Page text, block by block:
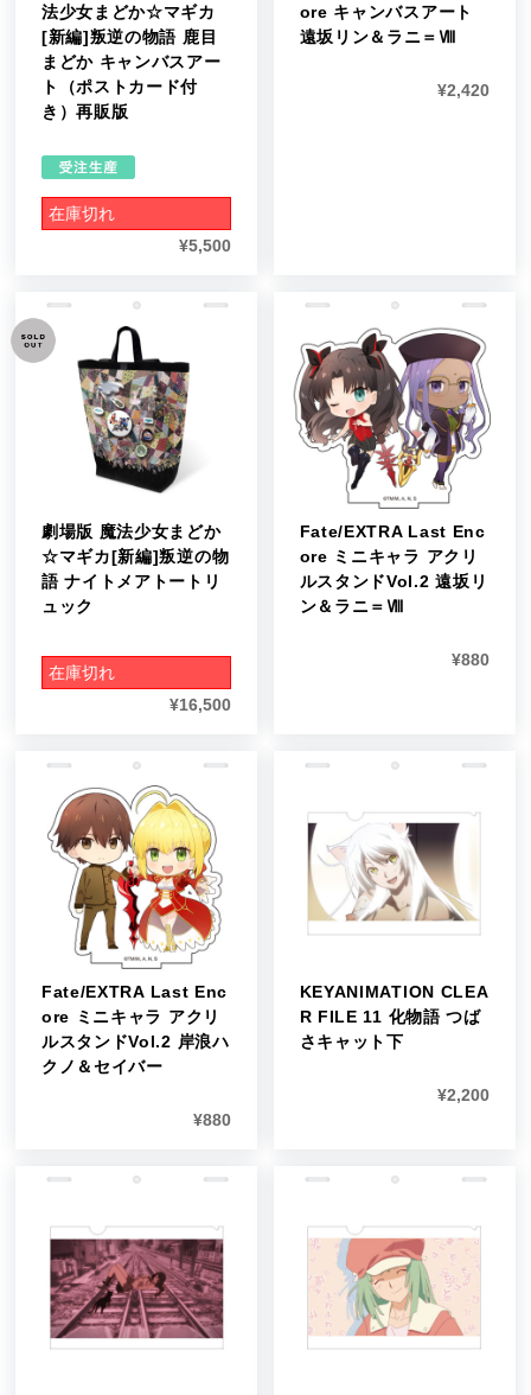
法少女まどか☆マギカ
[新編]叛逆の物語 鹿目
まどか キャンバスアー
ト（ポストカード付
き）再販版
在庫切れ
¥5,500
ore キャンバスアート
遠坂リン＆ラニ＝Ⅷ
¥2,420
劇場版 魔法少女まどか
☆マギカ[新編]叛逆の物
語 ナイトメアトートリ
ュック
在庫切れ
¥16,500
Fate/EXTRA Last Enc
ore ミニキャラ アクリ
ルスタンドVol.2 遠坂リ
ン＆ラニ＝Ⅷ
¥880
Fate/EXTRA Last Enc
ore ミニキャラ アクリ
ルスタンドVol.2 岸浪ハ
クノ＆セイバー
¥880
KEYANIMATION CLEA
R FILE 11 化物語 つば
さキャット下
¥2,200